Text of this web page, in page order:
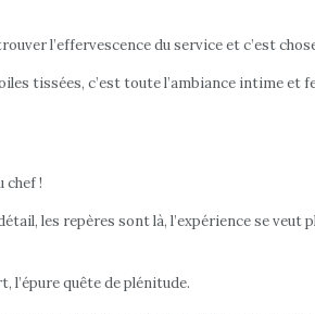
l’effervescence du service et c’est
tissées, c’est toute l’ambiance intime et
chef !
les repères sont là, l’expérience se veut
l’épure quête de plénitude.